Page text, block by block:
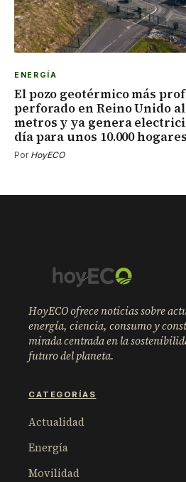
ENERGÍA
El pozo geotérmico más
perforado en Reino Unido
metros y ya genera
día para unos 10.000 hogares
Por HoyECO
HoyECO ofrece noticias sobre
energía, ciencia, consumo y
mirada centrada en la
futuro del planeta.
CATEGORÍAS
Actualidad
Energía
Movilidad